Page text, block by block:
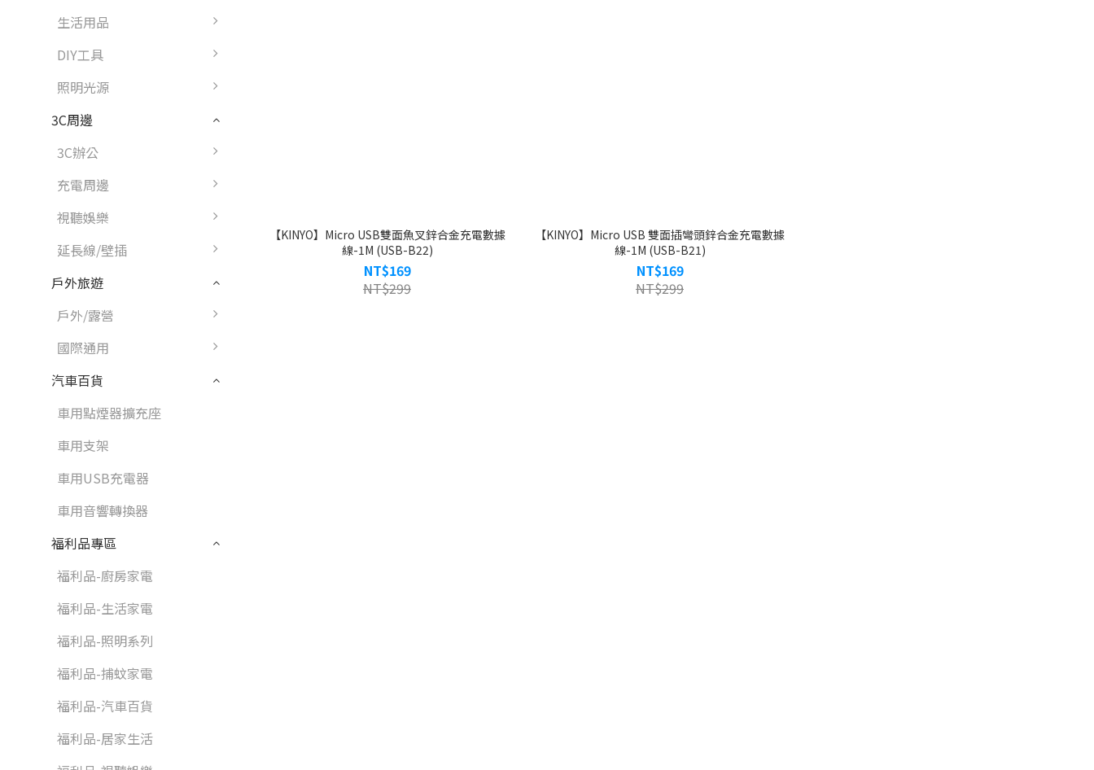
生活用品
DIY工具
照明光源
3C周邊
3C辦公
充電周邊
視聽娛樂
延長線/壁插
戶外旅遊
戶外/露營
國際通用
汽車百貨
車用點煙器擴充座
車用支架
車用USB充電器
車用音響轉換器
福利品專區
福利品-廚房家電
福利品-生活家電
福利品-照明系列
福利品-捕蚊家電
福利品-汽車百貨
福利品-居家生活
【KINYO】Micro USB雙面魚叉鋅合金充電數據
線-1M (USB-B22)
NT$169
NT$299
【KINYO】Micro USB 雙面插彎頭鋅合金充電數據
線-1M (USB-B21)
NT$169
NT$299